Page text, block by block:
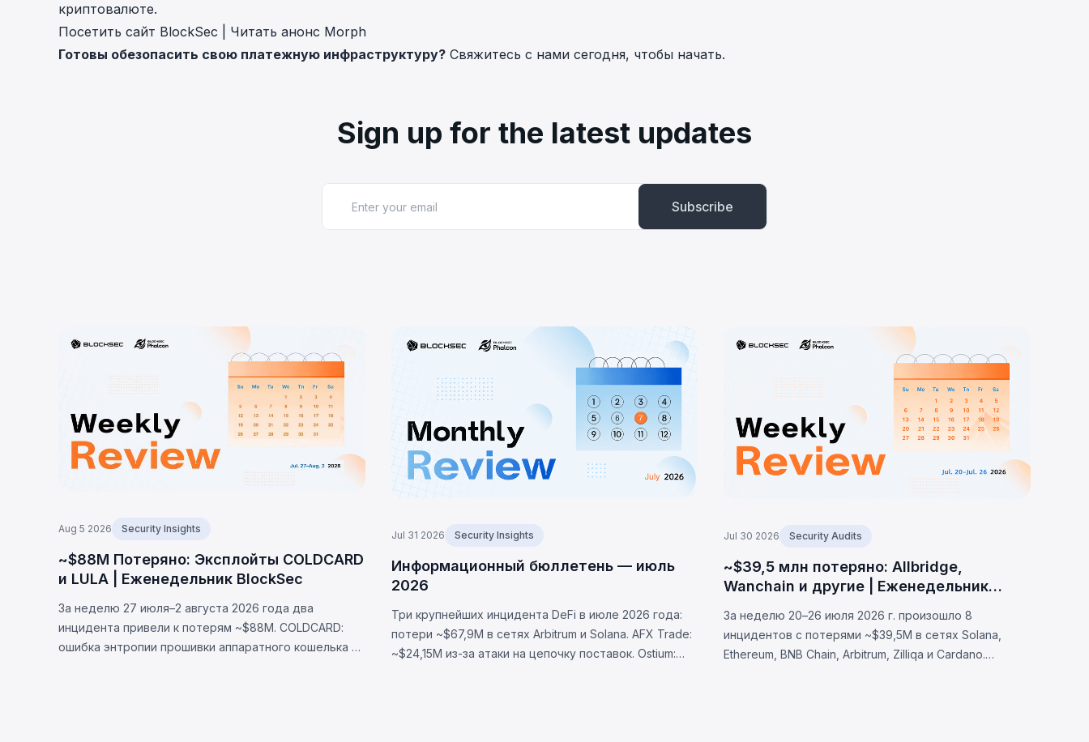
криптовалюте.
Посетить сайт BlockSec
Читать анонс Morph
Готовы обезопасить свою платежную инфраструктуру? Свяжитесь с нами сегодня, чтобы начать.
Sign up for the latest updates
Subscribe
Aug 5 2026 Security Insights
~$88M Потеряно: Эксплойты COLDCARD
и LULA | Еженедельник BlockSec
За неделю 27 июля–2 августа 2026 года два
инцидента привели к потерям ~$88M. COLDCARD:
ошибка энтропии прошивки аппаратного кошелька —
Jul 31 2026 Security Insights
Информационный бюллетень — июль
2026
Три крупнейших инцидента DeFi в июле 2026 года:
потери ~$67,9M в сетях Arbitrum и Solana. AFX Trade:
~$24,15M из-за атаки на цепочку поставок. Ostium:
Jul 30 2026 Security Audits
~$39,5 млн потеряно: Allbridge,
Wanchain и другие | Еженедельник
За неделю 20–26 июля 2026 г. произошло 8
инцидентов с потерями ~$39,5M в сетях Solana,
Ethereum, BNB Chain, Arbitrum, Zilliqa и Cardano.